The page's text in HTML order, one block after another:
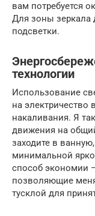
вам потребуется
Для зоны зеркала
подсветки.
технологии
Использование
на электричество
накаливания. Я
движения на
заходите в
минимальной
способ экономии
позволяющие
тусклой для